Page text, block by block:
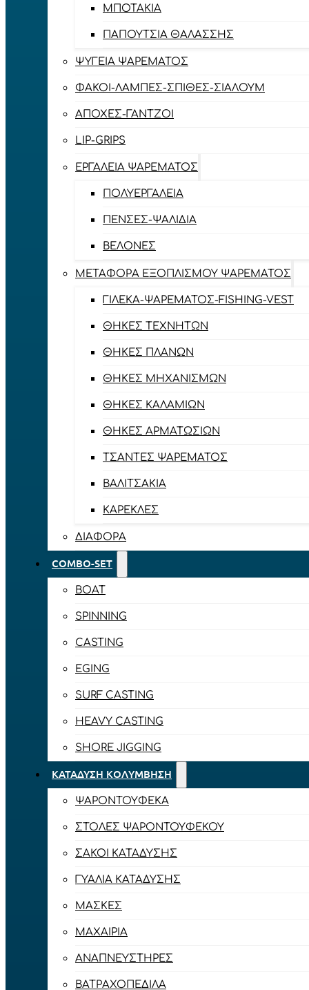
ΜΠΟΤΆΚΙΑ
ΠΑΠΟΎΤΣΙΑ ΘΑΛΆΣΣΗΣ
ΨΥΓΕΊΑ ΨΑΡΈΜΑΤΟΣ
ΦΑΚΟΊ-ΛΆΜΠΕΣ-ΣΠΊΘΕΣ-ΣΊΑΛΟΥΜ
ΑΠΌΧΕΣ-ΓΆΝΤΖΟΙ
LIP-GRIPS
EΡΓΑΛΕΊΑ ΨΑΡΈΜΑΤΟΣ
ΠΟΛΥΕΡΓΑΛΕΊΑ
ΠΈΝΣΕΣ-ΨΑΛΊΔΙΑ
ΒΕΛΌΝΕΣ
ΜΕΤΑΦΟΡΆ ΕΞΟΠΛΙΣΜΟΎ ΨΑΡΈΜΑΤΟΣ
ΓΙΛΈΚΑ-ΨΑΡΈΜΑΤΟΣ-FISHING-VEST
ΘΉΚΕΣ ΤΕΧΝΗΤΏΝ
ΘΉΚΕΣ ΠΛΆΝΩΝ
ΘΉΚΕΣ ΜΗΧΑΝΙΣΜΏΝ
ΘΉΚΕΣ ΚΑΛΑΜΙΏΝ
ΘΉΚΕΣ ΑΡΜΑΤΩΣΙΏΝ
ΤΣΆΝΤΕΣ ΨΑΡΈΜΑΤΟΣ
ΒΑΛΙΤΣΆΚΙΑ
ΚΑΡΈΚΛΕΣ
ΔΙΆΦΟΡΑ
COMBO-SET
BOAT
SPINNING
CASTING
EGING
SURF CASTING
HEAVY CASTING
SHORE JIGGING
ΚΑΤΆΔΥΣΗ ΚΟΛΎΜΒΗΣΗ
ΨΑΡΟΝΤΟΎΦΕΚΑ
ΣΤΟΛΈΣ ΨΑΡΟΝΤΟΎΦΕΚΟΥ
ΣΆΚΟΙ ΚΑΤΆΔΥΣΗΣ
ΓΥΑΛΙΆ ΚΑΤΆΔΥΣΗΣ
ΜΆΣΚΕΣ
ΜΑΧΑΊΡΙΑ
ΑΝΑΠΝΕΥΣΤΉΡΕΣ
ΒΑΤΡΑΧΟΠΈΔΙΛΑ